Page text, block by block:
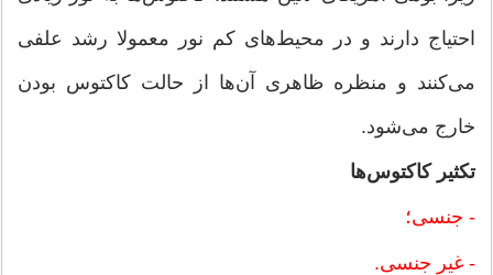
احتیاج دارند و در محیط‌های کم نور معمولا رشد علفی
می‌کنند و منظره ظاهری آن‌ها از حالت کاکتوس بودن
خارج می‌شود.
تکثیر کاکتوس‌ها
- جنسی؛
- غیر جنسی.